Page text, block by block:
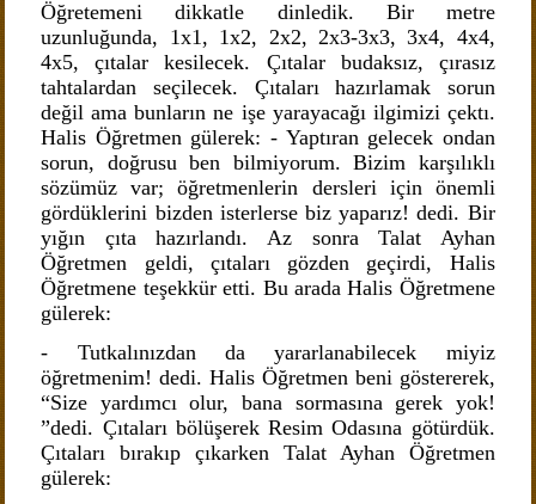
Öğretemeni dikkatle dinledik. Bir metre
uzunluğunda, 1x1, 1x2, 2x2, 2x3-3x3, 3x4, 4x4,
4x5, çıtalar kesilecek. Çıtalar budaksız, çırasız
tahtalardan seçilecek. Çıtaları hazırlamak sorun
değil ama bunların ne işe yarayacağı ilgimizi çektı.
Halis Öğretmen gülerek: - Yaptıran gelecek ondan
sorun, doğrusu ben bilmiyorum. Bizim karşılıklı
sözümüz var; öğretmenlerin dersleri için önemli
gördüklerini bizden isterlerse biz yaparız! dedi. Bir
yığın çıta hazırlandı. Az sonra Talat Ayhan
Öğretmen geldi, çıtaları gözden geçirdi, Halis
Öğretmene teşekkür etti. Bu arada Halis Öğretmene
gülerek:
- Tutkalınızdan da yararlanabilecek miyiz
öğretmenim! dedi. Halis Öğretmen beni göstererek,
“Size yardımcı olur, bana sormasına gerek yok!
”dedi. Çıtaları bölüşerek Resim Odasına götürdük.
Çıtaları bırakıp çıkarken Talat Ayhan Öğretmen
gülerek: